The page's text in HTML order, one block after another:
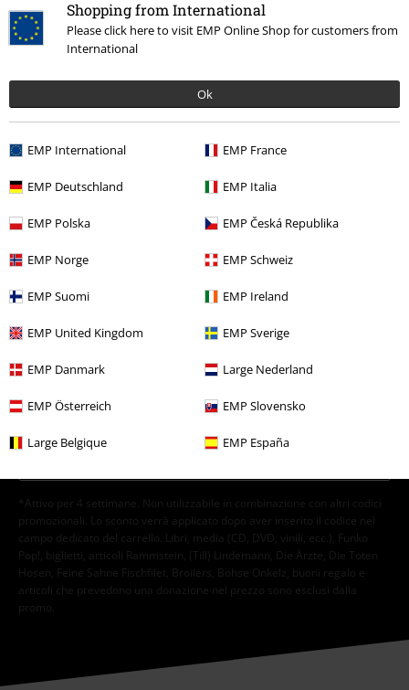
Shopping from International
Please click here to visit EMP Online Shop for customers from
International
Ok
EMP International EMP France
EMP Deutschland EMP Italia
EMP Polska EMP Česká Republika
EMP Norge EMP Schweiz
EMP Suomi EMP Ireland
EMP United Kingdom EMP Sverige
EMP Danmark Large Nederland
EMP Österreich EMP Slovensko
Large Belgique EMP España
Media CDs
Band Merch Top Bands
Band Merch Album CD
Iscriviti ora e ricevi un buono sconto del 15%!
Altro
consenso ad utilizzare i miei dati per ricevere informative periodiche
verranno gestiti in conformità con la Politica sulla Privacy. Potrò revocare
presente in ogni newsletter.
Clicca qui
per annullare liscrizione alla newsletter.
*Attivo per 4 settimane. Non utilizzabile in combinazione con altri codici
promozionali. Lo sconto verrà applicato dopo aver inserito il codice nel
campo dedicato del carrello. Libri, media (CD, DVD, vinili, ecc.), Funko
Pop!, biglietti, articoli Rammstein, (Till) Lindemann, Die Ärzte, Die Toten
Hosen, Feine Sahne Fischfilet, Broilers, Böhse Onkelz, buoni regalo e
articoli che prevedono una donazione nel prezzo sono esclusi dalla
promo.